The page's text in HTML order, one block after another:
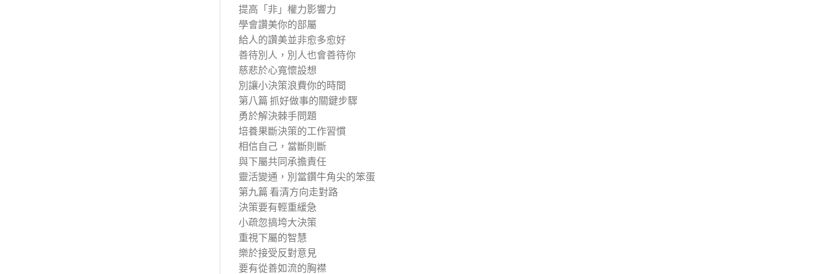
提高「非」權力影響力
學會讚美你的部屬
給人的讚美並非愈多愈好
善待別人，別人也會善待你
慈悲於心寬懷設想
別讓小決策浪費你的時間
第八篇 抓好做事的關鍵步驟
勇於解決棘手問題
培養果斷決策的工作習慣
相信自己，當斷則斷
與下屬共同承擔責任
靈活變通，別當鑽牛角尖的笨蛋
第九篇 看清方向走對路
決策要有輕重緩急
小疏忽搞垮大決策
重視下屬的智慧
樂於接受反對意見
要有從善如流的胸襟